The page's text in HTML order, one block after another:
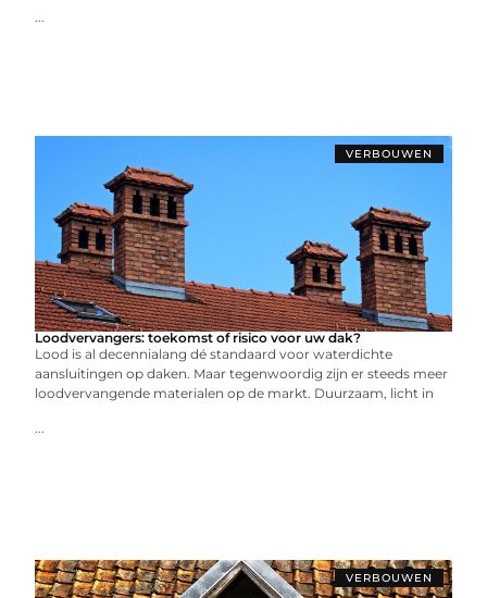
...
VERBOUWEN
Loodvervangers: toekomst of risico voor uw dak?
Lood is al decennialang dé standaard voor waterdichte
aansluitingen op daken. Maar tegenwoordig zijn er steeds meer
loodvervangende materialen op de markt. Duurzaam, licht in
...
VERBOUWEN